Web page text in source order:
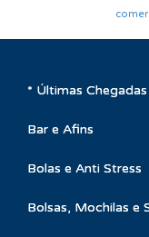
* Últimas Chegadas
Bar e Afins
Bolas e Anti Stress
Bolsas, Mochilas e